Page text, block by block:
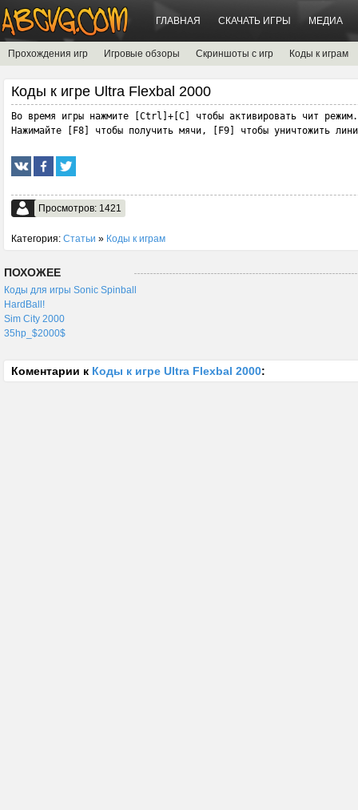
ГЛАВНАЯ СКАЧАТЬ ИГРЫ МЕДИА
Прохождения игр Игровые обзоры Скриншоты с игр Коды к играм
Коды к игре Ultra Flexbal 2000
Во время игры нажмите [Ctrl]+[C] чтобы активировать чит режим.
Нажимайте [F8] чтобы получить мячи, [F9] чтобы уничтожить
Просмотров: 1421
Категория: Статьи » Коды к играм
ПОХОЖЕЕ
Коды для игры Sonic Spinball
HardBall!
Sim City 2000
35hp_$2000$
Коментарии к Коды к игре Ultra Flexbal 2000: